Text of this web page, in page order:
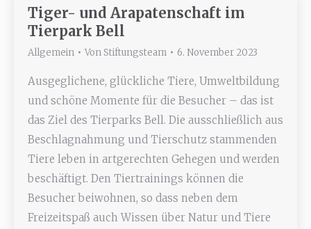
Tiger- und Arapatenschaft im
Tierpark Bell
Allgemein Von Stiftungsteam 6. November 2023
Ausgeglichene, glückliche Tiere, Umweltbildung
und schöne Momente für die Besucher – das ist
das Ziel des Tierparks Bell. Die ausschließlich aus
Beschlagnahmung und Tierschutz stammenden
Tiere leben in artgerechten Gehegen und werden
beschäftigt. Den Tiertrainings können die
Besucher beiwohnen, so dass neben dem
Freizeitspaß auch Wissen über Natur und Tiere